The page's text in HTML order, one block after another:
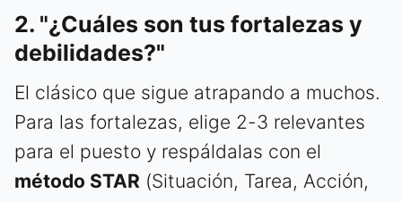
2. "¿Cuáles son tus fortalezas y
debilidades?"
El clásico que sigue atrapando a muchos.
Para las fortalezas, elige 2-3 relevantes
para el puesto y respáldalas con el
método STAR (Situación, Tarea, Acción,